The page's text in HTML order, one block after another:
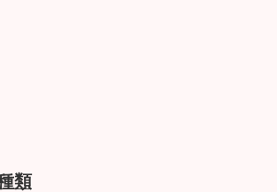
類